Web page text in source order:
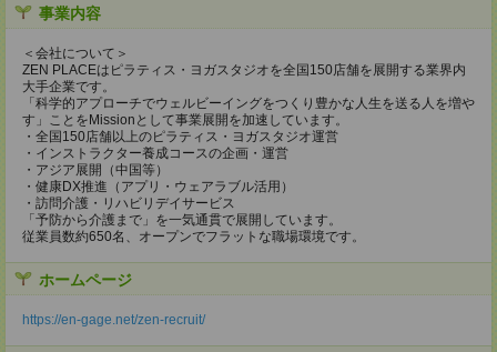
事業内容
＜会社について＞
ZEN PLACEはピラティス・ヨガスタジオを全国150店舗を展開する業界内
大手企業です。
「科学的アプローチでウェルビーイングをつくり豊かな人生を送る人を増や
す」ことをMissionとして事業展開を加速しています。
・全国150店舗以上のピラティス・ヨガスタジオ運営
・インストラクター養成コースの企画・運営
・アジア展開（中国等）
・健康DX推進（アプリ・ウェアラブル活用）
・訪問介護・リハビリデイサービス
「予防から介護まで」を一気通貫で展開しています。
従業員数約650名、オープンでフラットな職場環境です。
ホームページ
https://en-gage.net/zen-recruit/